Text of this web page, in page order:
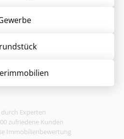
Experten
zufriedene Kunden
Immobilienbewertung